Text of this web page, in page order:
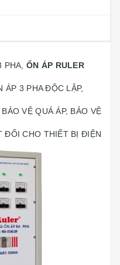
PHA, ỔN ÁP RULER
ÁP 3 PHA ĐỘC LẬP,
VỆ QUÁ ÁP, BẢO VỆ
ĐỐI CHO THIẾT BỊ ĐIỆN